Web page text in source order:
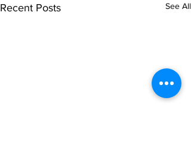
Recent Posts See All